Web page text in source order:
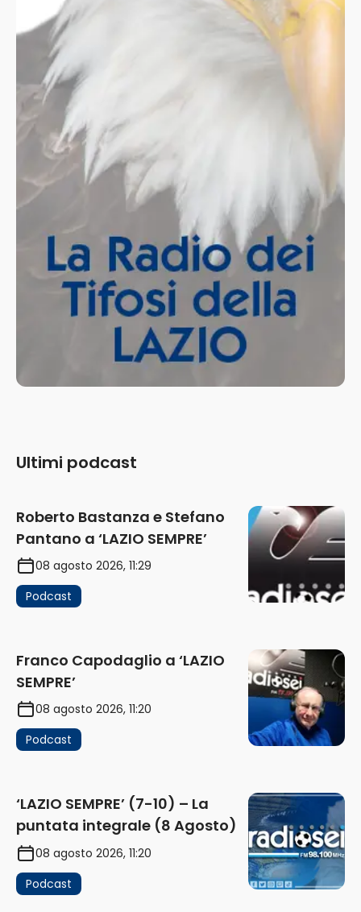
Ultimi podcast
Roberto Bastanza e Stefano
Pantano a ‘LAZIO SEMPRE’
08 agosto 2026, 11:29
Podcast
Franco Capodaglio a ‘LAZIO
SEMPRE’
08 agosto 2026, 11:20
Podcast
‘LAZIO SEMPRE’ (7-10) – La
puntata integrale (8 Agosto)
08 agosto 2026, 11:20
Podcast